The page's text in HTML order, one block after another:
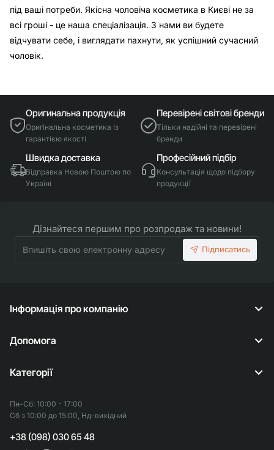
під ваші потреби. Якісна чоловіча косметика в Києві не за
всі гроші - це наша спеціалізація. З нами ви будете
відчувати себе, і виглядати пахнути, як успішний сучасний
чоловік.
Оригинальна продукція
Оригінальна косметика із
гарантією якості
Перевірені світові бренди
Тільки надійні та перевірені
бренди
Швидка доставка
Відправка Новою Поштою по
Україні
Професійний підбір
Консультація щодо підбору
продукції
Дізнайтеся першим про розпродаж та новини!
свою
Підписатись
Інформація про компанію
Допомога
Категорії
Пн-Сб: 10:00 - 17:00
Сб з 10:00 до 15:00, Нд-вихідний
+38 (098) 030 65 48